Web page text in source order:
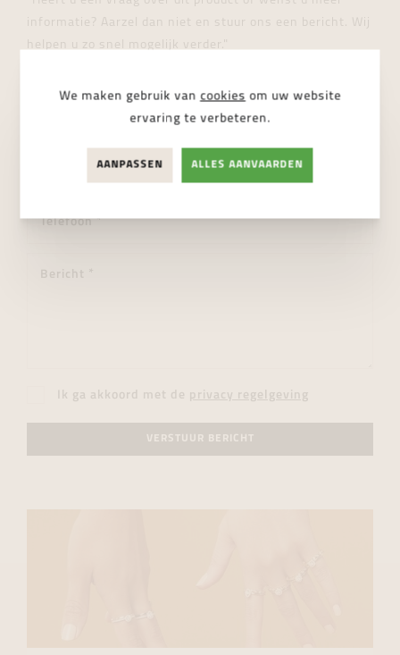
informatie? Aarzel dan niet en stuur ons een bericht. Wij
helpen u zo snel mogelijk verder."
Ik ga akkoord met de privacy regelgeving
VERSTUUR BERICHT
We maken gebruik van cookies om uw website
ervaring te verbeteren.
AANPASSEN ALLES AANVAARDEN